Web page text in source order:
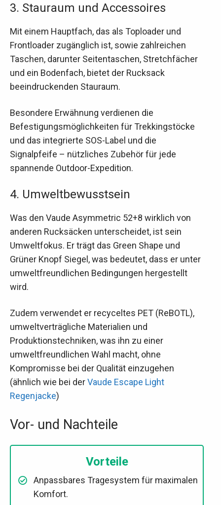
3. Stauraum und Accessoires
Mit einem Hauptfach, das als Toploader und
Frontloader zugänglich ist, sowie zahlreichen
Taschen, darunter Seitentaschen, Stretchfächer
und ein Bodenfach, bietet der Rucksack
beeindruckenden Stauraum.
Besondere Erwähnung verdienen die
Befestigungsmöglichkeiten für Trekkingstöcke
und das integrierte SOS-Label und die
Signalpfeife – nützliches Zubehör für jede
spannende Outdoor-Expedition.
4. Umweltbewusstsein
Was den Vaude Asymmetric 52+8 wirklich von
anderen Rucksäcken unterscheidet, ist sein
Umweltfokus. Er trägt das Green Shape und
Grüner Knopf Siegel, was bedeutet, dass er unter
umweltfreundlichen Bedingungen hergestellt
wird.
Zudem verwendet er recyceltes PET (ReBOTL),
umweltverträgliche Materialien und
Produktionstechniken, was ihn zu einer
umweltfreundlichen Wahl macht, ohne
Kompromisse bei der Qualität einzugehen
(ähnlich wie bei derVaude Escape Light
Regenjacke)
Vor- und Nachteile
Vorteile
Anpassbares Tragesystem für maximalen
Komfort.